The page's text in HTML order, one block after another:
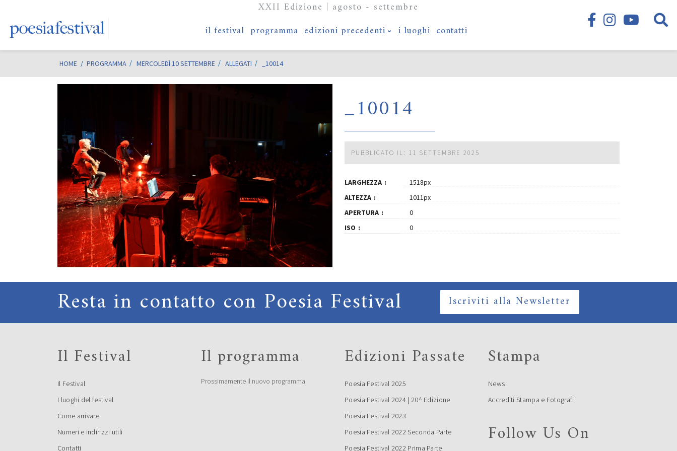
XXII Edizione | agosto - settembre
il festival programma edizioni precedenti i luoghi contatti
HOME / PROGRAMMA MERCOLEDÌ 10 SETTEMBRE ALLEGATI _10014
_10014
PUBBLICATO IL: 11 SETTEMBRE 2025
LARGHEZZA
1518px
ALTEZZA
1011px
APERTURA
0
ISO
0
Resta in contatto con Poesia Festival Iscriviti alla Newsletter
Il Festival
Il Festival
I luoghi del festival
Come arrivare
Numeri e indirizzi utili
Contatti
Il programma
Prossimamente il nuovo programma
Edizioni Passate
Poesia Festival 2025
Poesia Festival 2024 | 20^ Edizione
Poesia Festival 2023
Poesia Festival 2022 Seconda Parte
Poesia Festival 2022 Prima Parte
Stampa
News
Accrediti Stampa e Fotografi
Follow Us On